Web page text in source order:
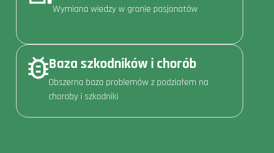
Wymiana wiedzy w gronie pasjonatów
Baza szkodników i chorób
Obszerna baza problemów z podziałem na
choroby i szkodniki